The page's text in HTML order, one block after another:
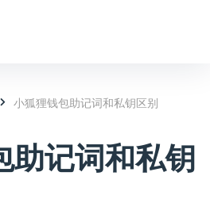
小狐狸钱包助记词和私钥区别
助记词和私钥